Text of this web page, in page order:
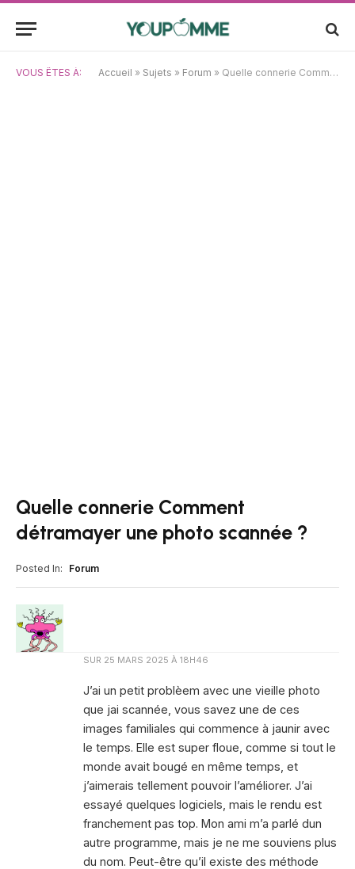
VOUS ÊTES À: Accueil » Sujets » Forum » Quelle connerie Comment détramayer une photo scannée ?
Quelle connerie Comment
détramayer une photo scannée ?
Posted In: Forum
SUR 25 MARS 2025 À 18H46
J’ai un petit problèem avec une vieille photo
que jai scannée, vous savez une de ces
images familiales qui commence à jaunir avec
le temps. Elle est super floue, comme si tout le
monde avait bougé en même temps, et
j’aimerais tellement pouvoir l’améliorer. J’ai
essayé quelques logiciels, mais le rendu est
franchement pas top. Mon ami m’a parlé dun
autre programme, mais je ne me souviens plus
du nom. Peut-être qu’il existe des méthode